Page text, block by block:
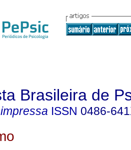
Brasileira de
ISSN 0486-